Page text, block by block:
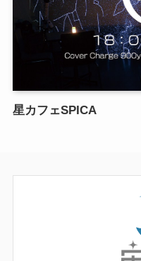
星カフェSPICA